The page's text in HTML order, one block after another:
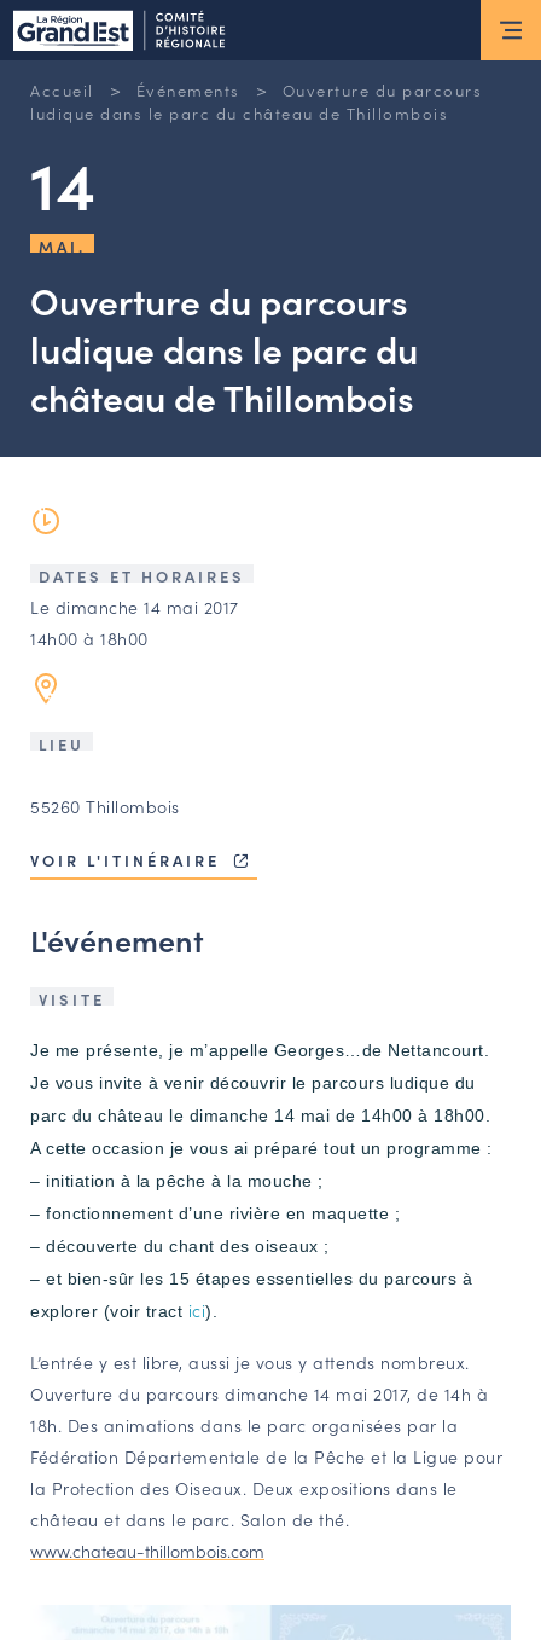
ESPACE MEMBRE
Actus
ACTUALITÉS DU MOMENT
NEWSLETTERS
Nous connaître
L’ÉQUIPE DU CHR
CONTACT
Agenda
Annuaire
Ressources
OFFRES D’EMPLOI ET DE STAGE
OUTILS EN LIGNE
Espace acteurs
NAVIGATION FILTRÉE « ACTEURS »
PORTAIL CULTURE
Comité d'Histoire Régionale
Service Inventaire et Patrimoines de la Région Grand Est
VOUS ÊTES…
Amateurs d’histoire et de patrimoine
Responsables de structures
Étudiants & chercheurs
Accueil > Événements >
Ouverture du parcours
ludique dans le parc du château de Thillombois
14
MAI.
Ouverture du parcours
ludique dans le parc du
château de Thillombois
DATES ET HORAIRES
Le dimanche 14 mai 2017
14h00 à 18h00
LIEU
55260 Thillombois
VOIR L'ITINÉRAIRE
L'événement
VISITE
Je me présente, je m’appelle Georges…de Nettancourt.
Je vous invite à venir découvrir le parcours ludique du
parc du château le dimanche 14 mai de 14h00 à 18h00.
A cette occasion je vous ai préparé tout un programme :
– initiation à la pêche à la mouche ;
– fonctionnement d’une rivière en maquette ;
– découverte du chant des oiseaux ;
– et bien-sûr les 15 étapes essentielles du parcours à
explorer (voir tract ici).
L’entrée y est libre, aussi je vous y attends nombreux.
Ouverture du parcours dimanche 14 mai 2017, de 14h à
18h. Des animations dans le parc organisées par la
Fédération Départementale de la Pêche et la Ligue pour
la Protection des Oiseaux. Deux expositions dans le
château et dans le parc. Salon de thé.
www.chateau-thillombois.com